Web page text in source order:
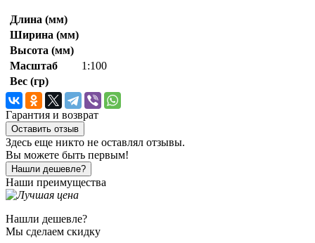
Длина (мм)
Ширина (мм)
Высота (мм)
Масштаб
1:100
Вес (гр)
Гарантия и возврат
Оставить отзыв
Здесь еще никто не оставлял отзывы.
Вы можете быть первым!
Нашли дешевле?
Наши преимущества
Нашли дешевле?
Мы сделаем скидку